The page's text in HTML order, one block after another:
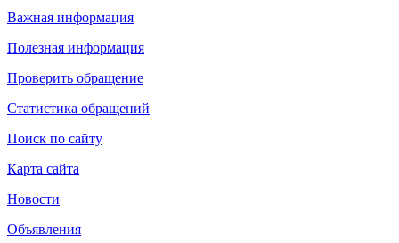
Важная информация
Полезная информация
Проверить обращение
Статистика обращений
Поиск по сайту
Карта сайта
Новости
Объявления